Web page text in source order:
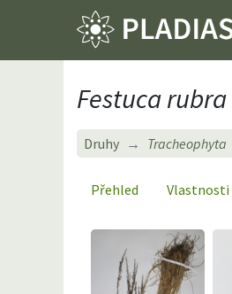
Festuca rubra
Druhy Tracheophyta
Přehled Vlastnosti